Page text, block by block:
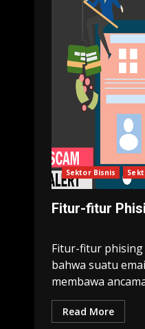
Sektor Bisnis
Fitur-fitur
Fitur-fitur
bahwa suatu
membawa
Read More